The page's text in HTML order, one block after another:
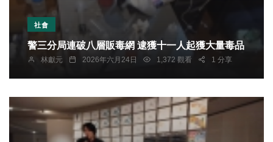
社會
警三分局連破八層販毒網 逮獲十一人起獲大量毒品
林獻元 2026年六月24日 1,372 觀看 1 分享